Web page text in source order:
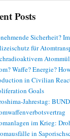
sagt
Posts
Sicherheit?
für
Waffe? Energie?
in Civilian
Goals
Jahrestag:
im Krieg:
in